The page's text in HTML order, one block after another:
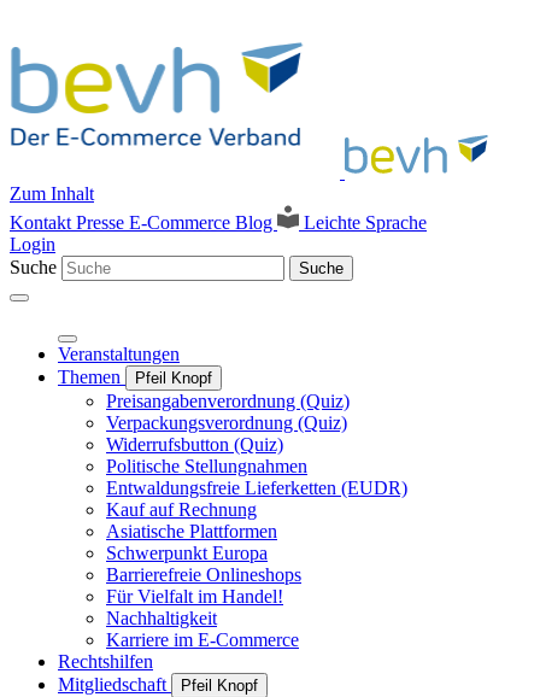
Zum Inhalt
Kontakt Presse E-Commerce Blog
Leichte Sprache
Login
Suche
Suche
Veranstaltungen
Themen
Pfeil Knopf
Preisangabenverordnung (Quiz)
Verpackungsverordnung (Quiz)
Widerrufsbutton (Quiz)
Politische Stellungnahmen
Entwaldungsfreie Lieferketten (EUDR)
Kauf auf Rechnung
Asiatische Plattformen
Schwerpunkt Europa
Barrierefreie Onlineshops
Für Vielfalt im Handel!
Nachhaltigkeit
Karriere im E-Commerce
Rechtshilfen
Mitgliedschaft
Pfeil Knopf